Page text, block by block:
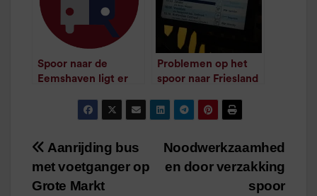
Spoor naar de
Eemshaven ligt er
Problemen op het
spoor naar Friesland
/ minuut leestijd
Bericht
navigatie
Noodwerkzaamhed
en door verzakking
spoor
Aanrijding bus
met voetganger op
Grote Markt